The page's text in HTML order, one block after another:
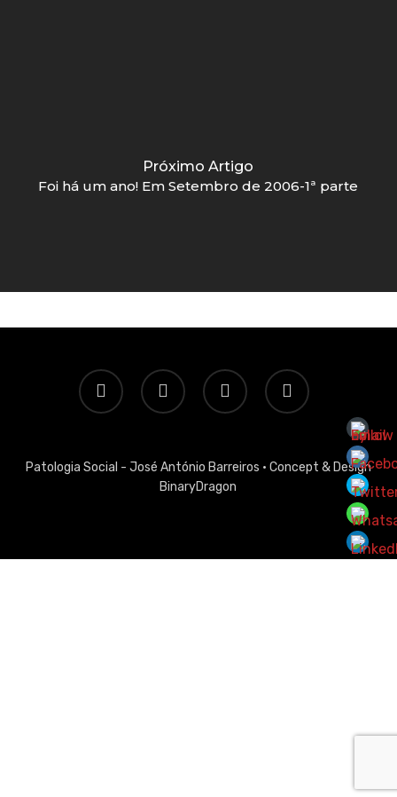
Próximo Artigo
Foi há um ano! Em Setembro de 2006-1ª parte
twitter facebook linkedin email
Patologia Social - José António Barreiros · Concept & Design
BinaryDragon